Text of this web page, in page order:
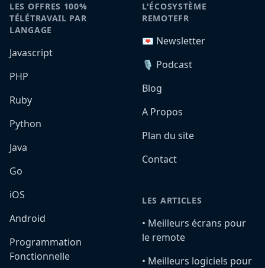
LES OFFRES 100%
TÉLÉTRAVAIL PAR
LANGAGE
Javascript
PHP
Ruby
Python
Java
Go
iOS
Android
Programmation
Fonctionnelle
L'ÉCOSYSTÈME
REMOTEFR
💌 Newsletter
🎙️ Podcast
Blog
A Propos
Plan du site
Contact
LES ARTICLES
•️ Meilleurs écrans pour
le remote
•️ Meilleurs logiciels pour